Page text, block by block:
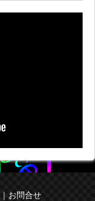
｜ お問合せ